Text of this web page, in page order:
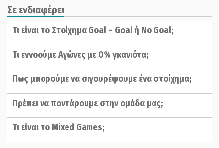
Σε ενδιαφέρει
Τι είναι το Στοίχημα Goal – Goal ή No Goal;
Τι εννοούμε Αγώνες με 0% γκανιότα;
Πως μπορούμε να σιγουρέψουμε ένα στοίχημα;
Πρέπει να ποντάρουμε στην ομάδα μας;
Τι είναι το Mixed Games;